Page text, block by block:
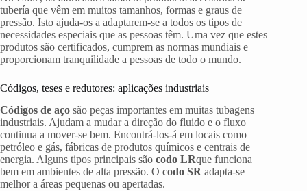
tubería que vêm em muitos tamanhos, formas e graus de
pressão. Isto ajuda-os a adaptarem-se a todos os tipos de
necessidades especiais que as pessoas têm. Uma vez que estes
produtos são certificados, cumprem as normas mundiais e
proporcionam tranquilidade a pessoas de todo o mundo.
Códigos, teses e redutores: aplicações industriais
Códigos de aço são peças importantes em muitas tubagens
industriais. Ajudam a mudar a direção do fluido e o fluxo
continua a mover-se bem. Encontrá-los-á em locais como
petróleo e gás, fábricas de produtos químicos e centrais de
energia. Alguns tipos principais são codo LRque funciona
bem em ambientes de alta pressão. O codo SR adapta-se
melhor a áreas pequenas ou apertadas.